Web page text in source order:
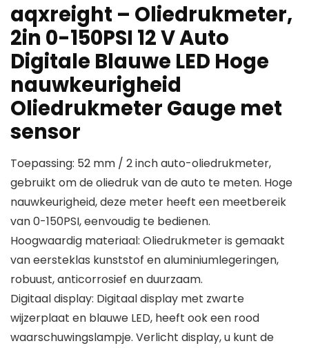
aqxreight – Oliedrukmeter,
2in 0-150PSI 12 V Auto
Digitale Blauwe LED Hoge
nauwkeurigheid
Oliedrukmeter Gauge met
sensor
Toepassing: 52 mm / 2 inch auto-oliedrukmeter,
gebruikt om de oliedruk van de auto te meten. Hoge
nauwkeurigheid, deze meter heeft een meetbereik
van 0-150PSI, eenvoudig te bedienen.
Hoogwaardig materiaal: Oliedrukmeter is gemaakt
van eersteklas kunststof en aluminiumlegeringen,
robuust, anticorrosief en duurzaam.
Digitaal display: Digitaal display met zwarte
wijzerplaat en blauwe LED, heeft ook een rood
waarschuwingslampje. Verlicht display, u kunt de